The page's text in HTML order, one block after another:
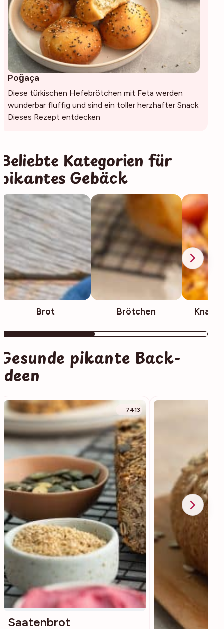
Poğaça
Diese türkischen Hefebrötchen mit Feta werden
wunderbar fluffig und sind ein toller herzhafter Snack
Dieses Rezept entdecken
Beliebte Kategorien für
pikantes Gebäck
Brot Brötchen
Gesunde pikante Back-
Ideen
7413
Saatenbrot